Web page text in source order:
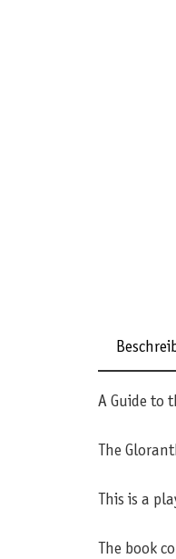
A Guide to
The
This is a
The book